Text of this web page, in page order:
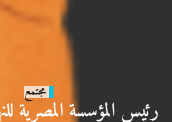
مجتمع
رئيس المؤسسة المصرية